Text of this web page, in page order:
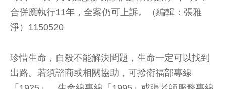
合併應執行11年，全案仍可上訴。（編輯：張雅
淨）1150520
珍惜生命，自殺不能解決問題，生命一定可以找到
出路。若須諮商或相關協助，可撥衛福部專線